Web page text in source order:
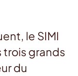
le SIMI
trois grands
du